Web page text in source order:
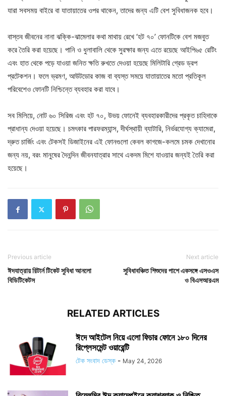
যারা সবসময় বাইরে বা যাতায়াতের ওপর থাকেন, তাদের জন্য এটি বেশ সুবিধাজনক হবে।
বাস্তব জীবনের নানা ঝক্কি-ঝামেলার কথা মাথায় রেখে ‘হট ৭০’ ফোনটিকে বেশ মজবুত
করে তৈরি করা হয়েছে। পানি ও ধুলাবালি থেকে সুরক্ষার জন্য এতে রয়েছে আইপি৬৫ রেটিং
এবং হাত থেকে পড়ে যাওয়া জনিত ক্ষতি রুখতে দেওয়া হয়েছে মিলিটারি গ্রেড ড্রপ
প্রটেকশন। ফলে ভ্রমণ, আউটডোর কাজ বা ব্যস্ত সময়ে যাতায়াতের মতো প্রতিকূল
পরিবেশেও ফোনটি নিশ্চিন্তে ব্যবহার করা যাবে।
সব মিলিয়ে, নোট ৬০ সিরিজ এবং হট ৭০, উভয় ফোনেই ব্যবহারকারীদের প্রকৃত চাহিদাকে
প্রাধান্য দেওয়া হয়েছে। চমৎকার পারফরম্যান্স, দীর্ঘস্থায়ী ব্যাটারি, নির্ভরযোগ্য ক্যামেরা,
দ্রুত চার্জিং এবং টেকসই ডিজাইনের এই ফোনগুলো কেবল কাগজে-কলমে চমক দেখানোর
জন্য নয়, বরং মানুষের দৈনন্দিন জীবনযাত্রার সাথে একদম মিশে যাওয়ার জন্যই তৈরি করা
হয়েছে।
Previous article
ঈদযাত্রায় রিটার্ন টিকেট সুবিধা আনলো
বিডিটিকেটস
Next article
সুবিধাবঞ্চিত শিশুদের পাশে একসঙ্গে এসওএস
ও বিএসআরএম
RELATED ARTICLES
ঈদে আইটেল নিয়ে এলো ফিচার ফোনে ১৮০ দিনের
রিপ্লেসমেন্ট ওয়ারেন্টি
টেক সংবাদ ডেস্ক - May 24, 2026